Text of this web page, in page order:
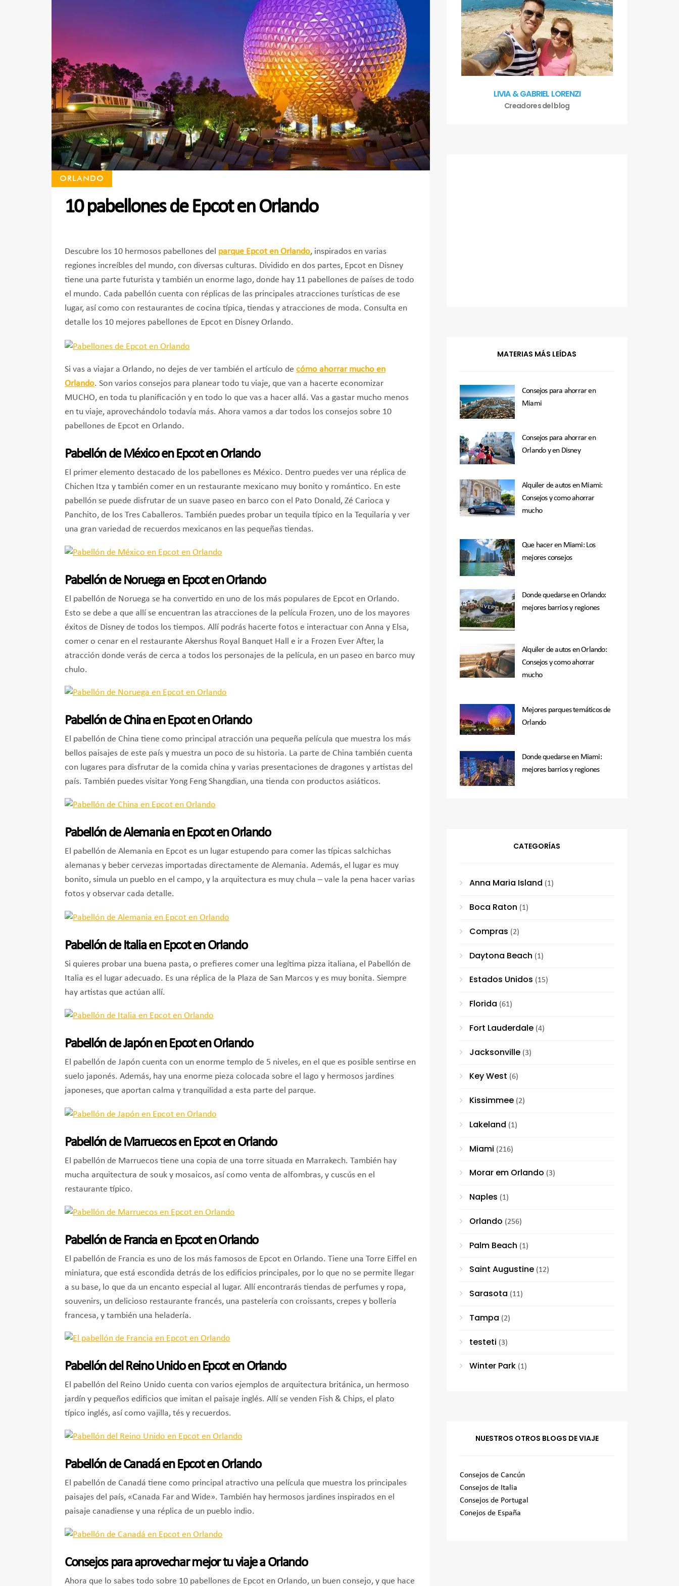
ORLANDO
10 pabellones de Epcot en Orlando
Descubre los 10 hermosos pabellones del parque Epcot en Orlando, inspirados en varias
regiones increíbles del mundo, con diversas culturas. Dividido en dos partes, Epcot en Disney
tiene una parte futurista y también un enorme lago, donde hay 11 pabellones de países de todo
el mundo. Cada pabellón cuenta con réplicas de las principales atracciones turísticas de ese
lugar, así como con restaurantes de cocina típica, tiendas y atracciones de moda. Consulta en
detalle los 10 mejores pabellones de Epcot en Disney Orlando.
Si vas a viajar a Orlando, no dejes de ver también el artículo de cómo ahorrar mucho en
Orlando. Son varios consejos para planear todo tu viaje, que van a hacerte economizar
MUCHO, en toda tu planificación y en todo lo que vas a hacer allá. Vas a gastar mucho menos
en tu viaje, aprovechándolo todavía más. Ahora vamos a dar todos los consejos sobre 10
pabellones de Epcot en Orlando.
Pabellón de México en Epcot en Orlando
El primer elemento destacado de los pabellones es México. Dentro puedes ver una réplica de
Chichen Itza y también comer en un restaurante mexicano muy bonito y romántico. En este
pabellón se puede disfrutar de un suave paseo en barco con el Pato Donald, Zé Carioca y
Panchito, de los Tres Caballeros. También puedes probar un tequila típico en la Tequilaria y ver
una gran variedad de recuerdos mexicanos en las pequeñas tiendas.
Pabellón de Noruega en Epcot en Orlando
El pabellón de Noruega se ha convertido en uno de los más populares de Epcot en Orlando.
Esto se debe a que allí se encuentran las atracciones de la película Frozen, uno de los mayores
éxitos de Disney de todos los tiempos. Allí podrás hacerte fotos e interactuar con Anna y Elsa,
comer o cenar en el restaurante Akershus Royal Banquet Hall e ir a Frozen Ever After, la
atracción donde verás de cerca a todos los personajes de la película, en un paseo en barco muy
chulo.
Pabellón de China en Epcot en Orlando
El pabellón de China tiene como principal atracción una pequeña película que muestra los más
bellos paisajes de este país y muestra un poco de su historia. La parte de China también cuenta
con lugares para disfrutar de la comida china y varias presentaciones de dragones y artistas del
país. También puedes visitar Yong Feng Shangdian, una tienda con productos asiáticos.
Pabellón de Alemania en Epcot en Orlando
El pabellón de Alemania en Epcot es un lugar estupendo para comer las típicas salchichas
alemanas y beber cervezas importadas directamente de Alemania. Además, el lugar es muy
bonito, simula un pueblo en el campo, y la arquitectura es muy chula – vale la pena hacer varias
fotos y observar cada detalle.
Pabellón de Italia en Epcot en Orlando
Si quieres probar una buena pasta, o prefieres comer una legítima pizza italiana, el Pabellón de
Italia es el lugar adecuado. Es una réplica de la Plaza de San Marcos y es muy bonita. Siempre
hay artistas que actúan allí.
Pabellón de Japón en Epcot en Orlando
El pabellón de Japón cuenta con un enorme templo de 5 niveles, en el que es posible sentirse en
suelo japonés. Además, hay una enorme pieza colocada sobre el lago y hermosos jardines
japoneses, que aportan calma y tranquilidad a esta parte del parque.
Pabellón de Marruecos en Epcot en Orlando
El pabellón de Marruecos tiene una copia de una torre situada en Marrakech. También hay
mucha arquitectura de souk y mosaicos, así como venta de alfombras, y cuscús en el
restaurante típico.
Pabellón de Francia en Epcot en Orlando
El pabellón de Francia es uno de los más famosos de Epcot en Orlando. Tiene una Torre Eiffel en
miniatura, que está escondida detrás de los edificios principales, por lo que no se permite llegar
a su base, lo que da un encanto especial al lugar. Allí encontrarás tiendas de perfumes y ropa,
souvenirs, un delicioso restaurante francés, una pastelería con croissants, crepes y bollería
francesa, y también una heladería.
Pabellón del Reino Unido en Epcot en Orlando
El pabellón del Reino Unido cuenta con varios ejemplos de arquitectura británica, un hermoso
jardín y pequeños edificios que imitan el paisaje inglés. Allí se venden Fish & Chips, el plato
típico inglés, así como vajilla, tés y recuerdos.
Pabellón de Canadá en Epcot en Orlando
El pabellón de Canadá tiene como principal atractivo una película que muestra los principales
paisajes del país, «Canada Far and Wide». También hay hermosos jardines inspirados en el
paisaje canadiense y una réplica de un pueblo indio.
Consejos para aprovechar mejor tu viaje a Orlando
Ahora que lo sabes todo sobre 10 pabellones de Epcot en Orlando, un buen consejo, y que hace
LIVIA & GABRIEL LORENZI
Creadores del blog
MATERIAS MÁS LEÍDAS
Consejos para ahorrar en
Miami
Consejos para ahorrar en
Orlando y en Disney
Alquiler de autos en Miami:
Consejos y como ahorrar
mucho
Que hacer en Miami: Los
mejores consejos
Donde quedarse en Orlando:
mejores barrios y regiones
Alquiler de autos en Orlando:
Consejos y como ahorrar
mucho
Mejores parques temáticos de
Orlando
Donde quedarse en Miami:
mejores barrios y regiones
CATEGORÍAS
Anna Maria Island (1)
Boca Raton (1)
Compras (2)
Daytona Beach (1)
Estados Unidos (15)
Florida (61)
Fort Lauderdale (4)
Jacksonville (3)
Key West (6)
Kissimmee (2)
Lakeland (1)
Miami (216)
Morar em Orlando (3)
Naples (1)
Orlando (256)
Palm Beach (1)
Saint Augustine (12)
Sarasota (11)
Tampa (2)
testeti (3)
Winter Park (1)
NUESTROS OTROS BLOGS DE VIAJE
Consejos de Cancún
Consejos de Italia
Consejos de Portugal
Conejos de España